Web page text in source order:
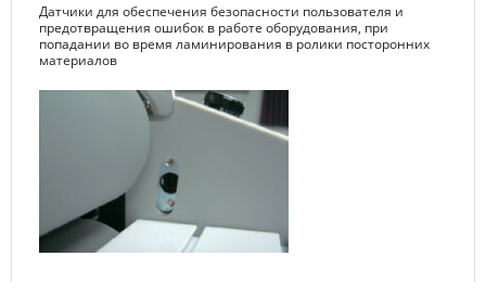
Датчики для обеспечения безопасности пользователя и
предотвращения ошибок в работе оборудования, при
попадании во время ламинирования в ролики посторонних
материалов